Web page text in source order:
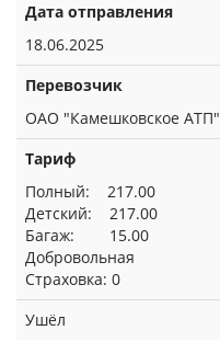
Дата отправления
18.06.2025
Перевозчик
ОАО "Камешковское АТП"
Тариф
Полный: 217.00
Детский: 217.00
Багаж: 15.00
Добровольная
Страховка: 0
Ушёл